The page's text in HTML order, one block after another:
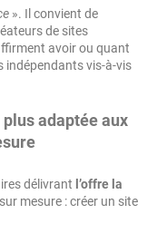
». Il convient de
de sites
avoir ou quant
indépendants vis-à-vis
adaptée aux
délivrant l’offre la
mesure : créer un site